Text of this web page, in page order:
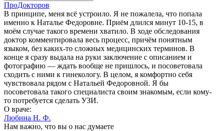
ПроДокторов
В принципе, меня всё устроило. Я не пожалела, что попала
именно к Наталье Федоровне. Приём длился минут 10-15, в
моём случае такого времени хватило. В ходе обследования
доктор комментировала весь процесс, причём понятным
языком, без каких-то сложных медицинских терминов. В
конце я сразу выдала на руки заключение с описанием и
фотографию — ждать вообще не пришлось, и посоветовала
сходить с ними к гинекологу. В целом, я комфортно себя
чувствовала рядом с Натальей Федоровной. Я бы
посоветовала такого специалиста своим знакомым, если кому-
то потребуется сделать УЗИ.
О враче:
Любина Н. Ф.
Нам важно, что вы о нас думаете